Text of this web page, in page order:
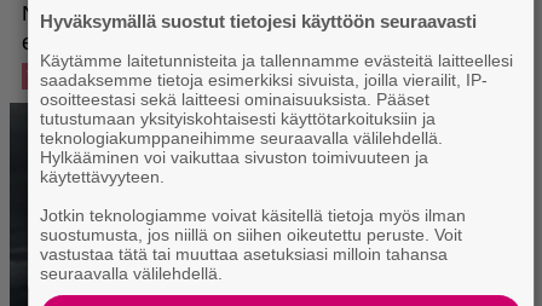
Hyväksymällä suostut tietojesi käyttöön seuraavasti
Käytämme laitetunnisteita ja tallennamme evästeitä laitteellesi
saadaksemme tietoja esimerkiksi sivuista, joilla vierailit, IP-
osoitteestasi sekä laitteesi ominaisuuksista. Pääset
tutustumaan yksityiskohtaisesti käyttötarkoituksiin ja
teknologiakumppaneihimme seuraavalla välilehdellä.
Hylkääminen voi vaikuttaa sivuston toimivuuteen ja
käytettävyyteen.
Jotkin teknologiamme voivat käsitellä tietoja myös ilman
suostumusta, jos niillä on siihen oikeutettu peruste. Voit
vastustaa tätä tai muuttaa asetuksiasi milloin tahansa
seuraavalla välilehdellä.